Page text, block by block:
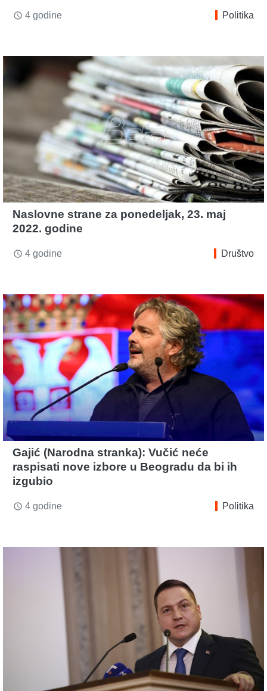
access_time 4 godine Politika
Naslovne strane za ponedeljak, 23. maj
2022. godine
access_time 4 godine Društvo
Gajić (Narodna stranka): Vučić neće
raspisati nove izbore u Beogradu da bi ih
izgubio
access_time 4 godine Politika